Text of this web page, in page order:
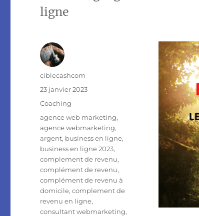
ligne
Auteur
ciblecashcom
Publié
23 janvier 2023
Catégories
Coaching
Étiquettes
agence web marketing,
agence webmarketing,
argent, business en ligne,
business en ligne 2023,
complement de revenu,
complément de revenu,
complément de revenu à
domicile,complement de
revenu en ligne,
consultant webmarketing,